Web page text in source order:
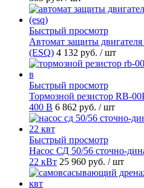
Быстрый просмотр
Автомат защиты
(ESQ) 4 132 руб. / шт
Быстрый просмотр
Тормозной резистор RB-
400 В 6 862 руб. / шт
Быстрый просмотр
Насос СД 50/56 сточно-
22 кВт 25 960 руб. / шт